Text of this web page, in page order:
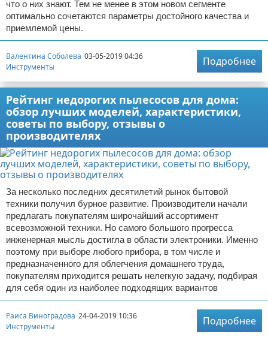
что о них знают. Тем не менее в этом новом сегменте
оптимально сочетаются параметры достойного качества и
приемлемой цены.
Валентина Соболева 03-05-2019 04:36
Инструменты
Подробнее
Рейтинг недорогих пылесосов для дома:
обзор лучших моделей, характеристики,
советы по выбору, отзывы о
производителях
За несколько последних десятилетий рынок бытовой
техники получил бурное развитие. Производители начали
предлагать покупателям широчайший ассортимент
всевозможной техники. Но самого большого прогресса
инженерная мысль достигла в области электроники. Именно
поэтому при выборе любого прибора, в том числе и
предназначенного для облегчения домашнего труда,
покупателям приходится решать нелегкую задачу, подбирая
для себя один из наиболее подходящих вариантов
Раиса Виноградова 24-04-2019 10:36
Инструменты
Подробнее